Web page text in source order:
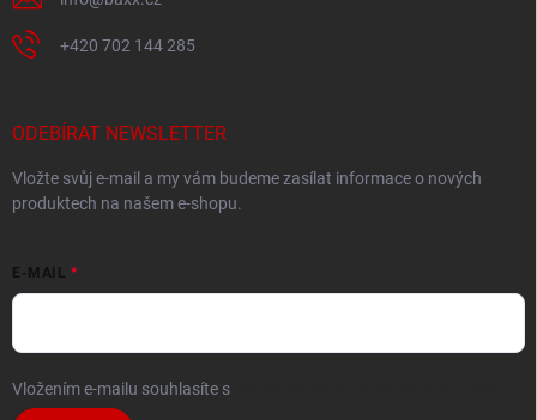
+420 702 144 285
ODEBÍRAT NEWSLETTER
Vložte svůj e-mail a my vám budeme zasílat informace o nových
produktech na našem e-shopu.
E-MAIL
Vložením e-mailu souhlasíte s